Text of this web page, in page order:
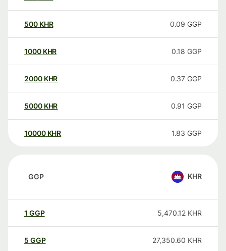
500 KHR 0.09 GGP
1000 KHR 0.18 GGP
2000 KHR 0.37 GGP
5000 KHR 0.91 GGP
10000 KHR 1.83 GGP
GGP KHR
1 GGP 5,470.12 KHR
5 GGP 27,350.60 KHR